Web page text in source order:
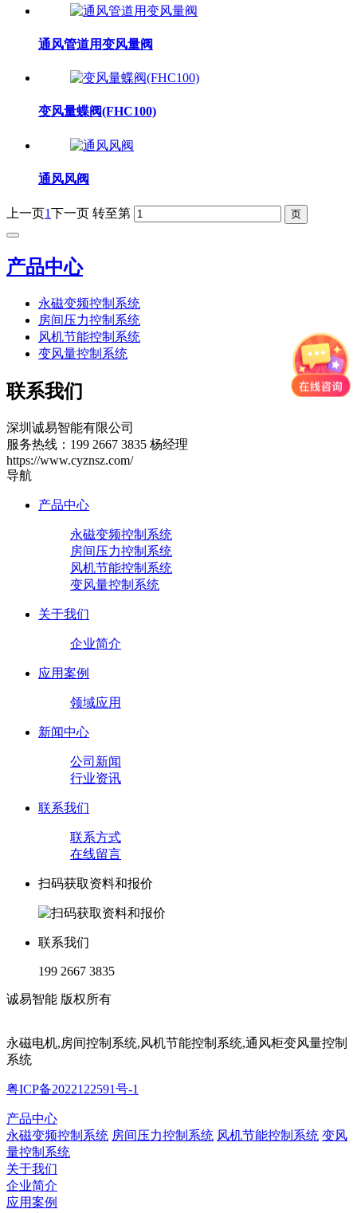
通风管道用变风量阀
变风量蝶阀(FHC100)
通风风阀
上一页1下一页 转至第
产品中心
永磁变频控制系统
房间压力控制系统
风机节能控制系统
变风量控制系统
联系我们
深圳诚易智能有限公司
服务热线：199 2667 3835 杨经理
https://www.cyznsz.com/
导航
产品中心
永磁变频控制系统
房间压力控制系统
风机节能控制系统
变风量控制系统
关于我们
企业简介
应用案例
领域应用
新闻中心
公司新闻
行业资讯
联系我们
联系方式
在线留言
扫码获取资料和报价
联系我们
199 2667 3835
诚易智能 版权所有
永磁电机,房间控制系统,风机节能控制系统,通风柜变风量控制
系统
粤ICP备2022122591号-1
产品中心
永磁变频控制系统 房间压力控制系统 风机节能控制系统 变风
量控制系统
关于我们
企业简介
应用案例